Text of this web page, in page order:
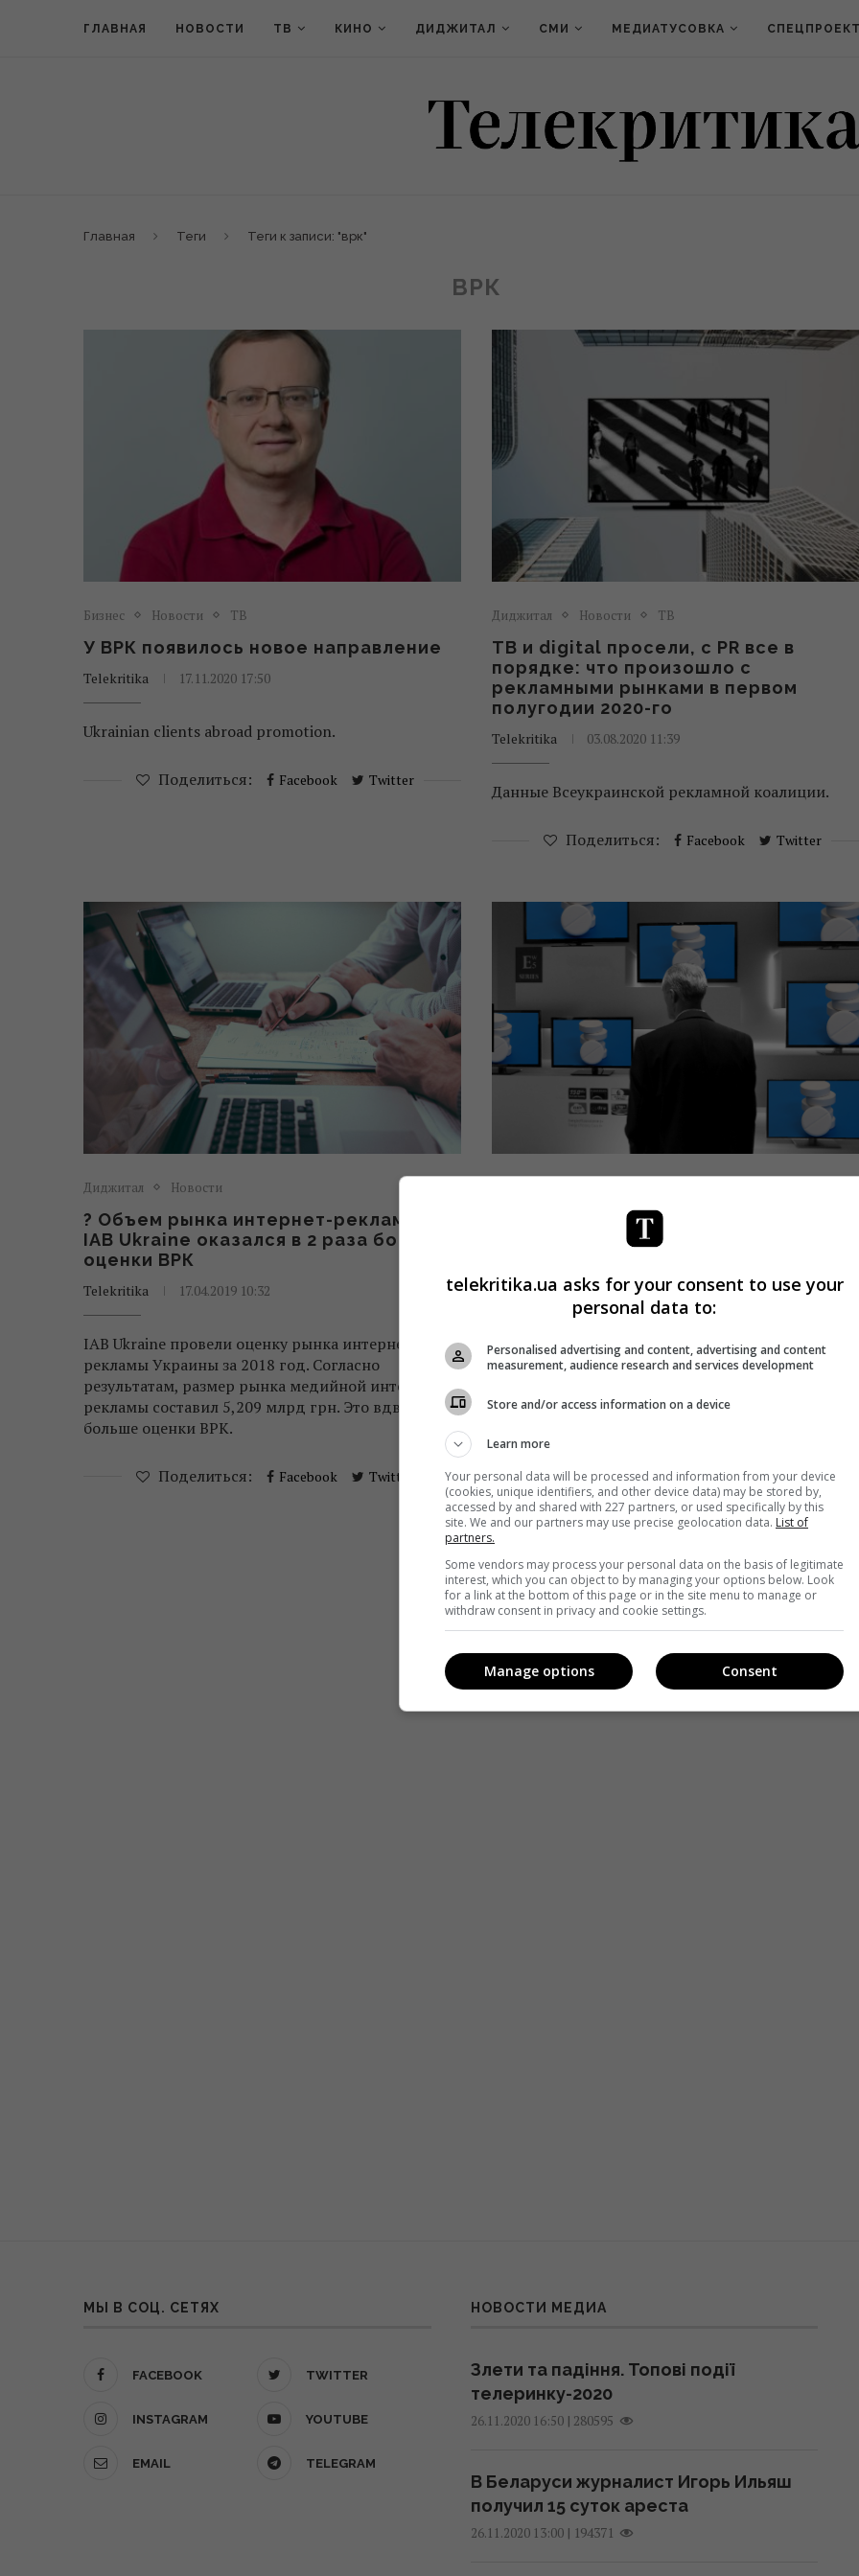
ГЛАВНАЯ НОВОСТИ ТВ КИНО ДИДЖИТАЛ СМИ МЕДИАТУСОВКА
Главная Теги Теги к записи: "врк"
ВРК
Бизнес Новости ТВ
У ВРК появилось новое направление
Telekritika 17.11.2020 17:50
Ukrainian clients abroad promotion.
Поделиться: Facebook Twitter
Диджитал Новости ТВ
ТВ и digital просели, с PR все в
порядке: что произошло с
рекламными рынками в первом
полугодии 2020-го
Telekritika 03.08.2020 11:39
Данные Всеукраинской рекламной коалиции.
Поделиться: Facebook Twitter
Диджитал Новости
? Объем рынка интернет-рекламы от
IAB Ukraine оказался в 2 раза больше
оценки ВРК
Telekritika 17.04.2019 10:32
IAB Ukraine провели оценку рынка интернет-
рекламы Украины за 2018 год. Согласно
результатам, размер рынка медийной интернет-
рекламы составил 5,209 млрд грн. Это вдвое
больше оценки ВРК.
Поделиться: Facebook Twitter
? ? Телерекламы лекарств в
следующем году может быть меньше
Телевизионные сейлз-хаусы в 2019 году вводят
сезонные коэффициенты на рекламу
фармацевтики.
Поделиться: Facebook
МЫ В СОЦ. СЕТЯХ
FACEBOOK TWITTER
INSTAGRAM YOUTUBE
EMAIL TELEGRAM
НОВОСТИ МЕДИА
Злети та падіння. Топові події
телеринку-2020
26.11.2020 16:50| 280595
В Беларуси журналист Игорь Ильяш
получил 15 суток ареста
26.11.2020 13:00| 194371
telekritika.ua asks for your consent to use your
personal data to:
Personalised advertising and content, advertising and content
measurement, audience research and services development
Store and/or access information on a device
Learn more
Your personal data will be processed and information from your device
(cookies, unique identifiers, and other device data) may be stored by,
accessed by and shared with 227 partners, or used specifically by this
site. We and our partners may use precise geolocation data. List of
partners.
Some vendors may process your personal data on the basis of legitimate
interest, which you can object to by managing your options below. Look
for a link at the bottom of this page or in the site menu to manage or
withdraw consent in privacy and cookie settings.
Consent
Manage options